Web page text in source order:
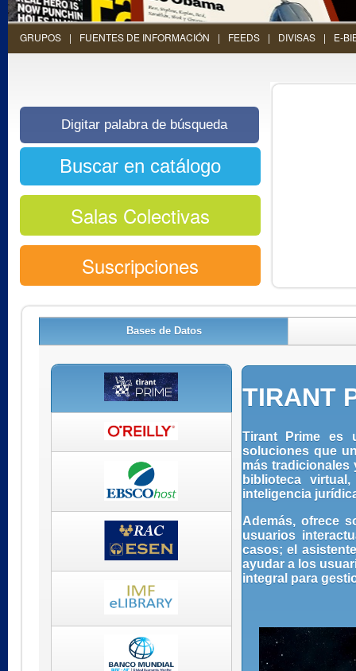
GRUPOS FUENTES DE INFORMACIÓN FEEDS DIVISAS E-
Salas Colectivas
Suscripciones